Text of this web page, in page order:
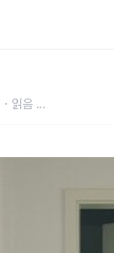
읽음 ...